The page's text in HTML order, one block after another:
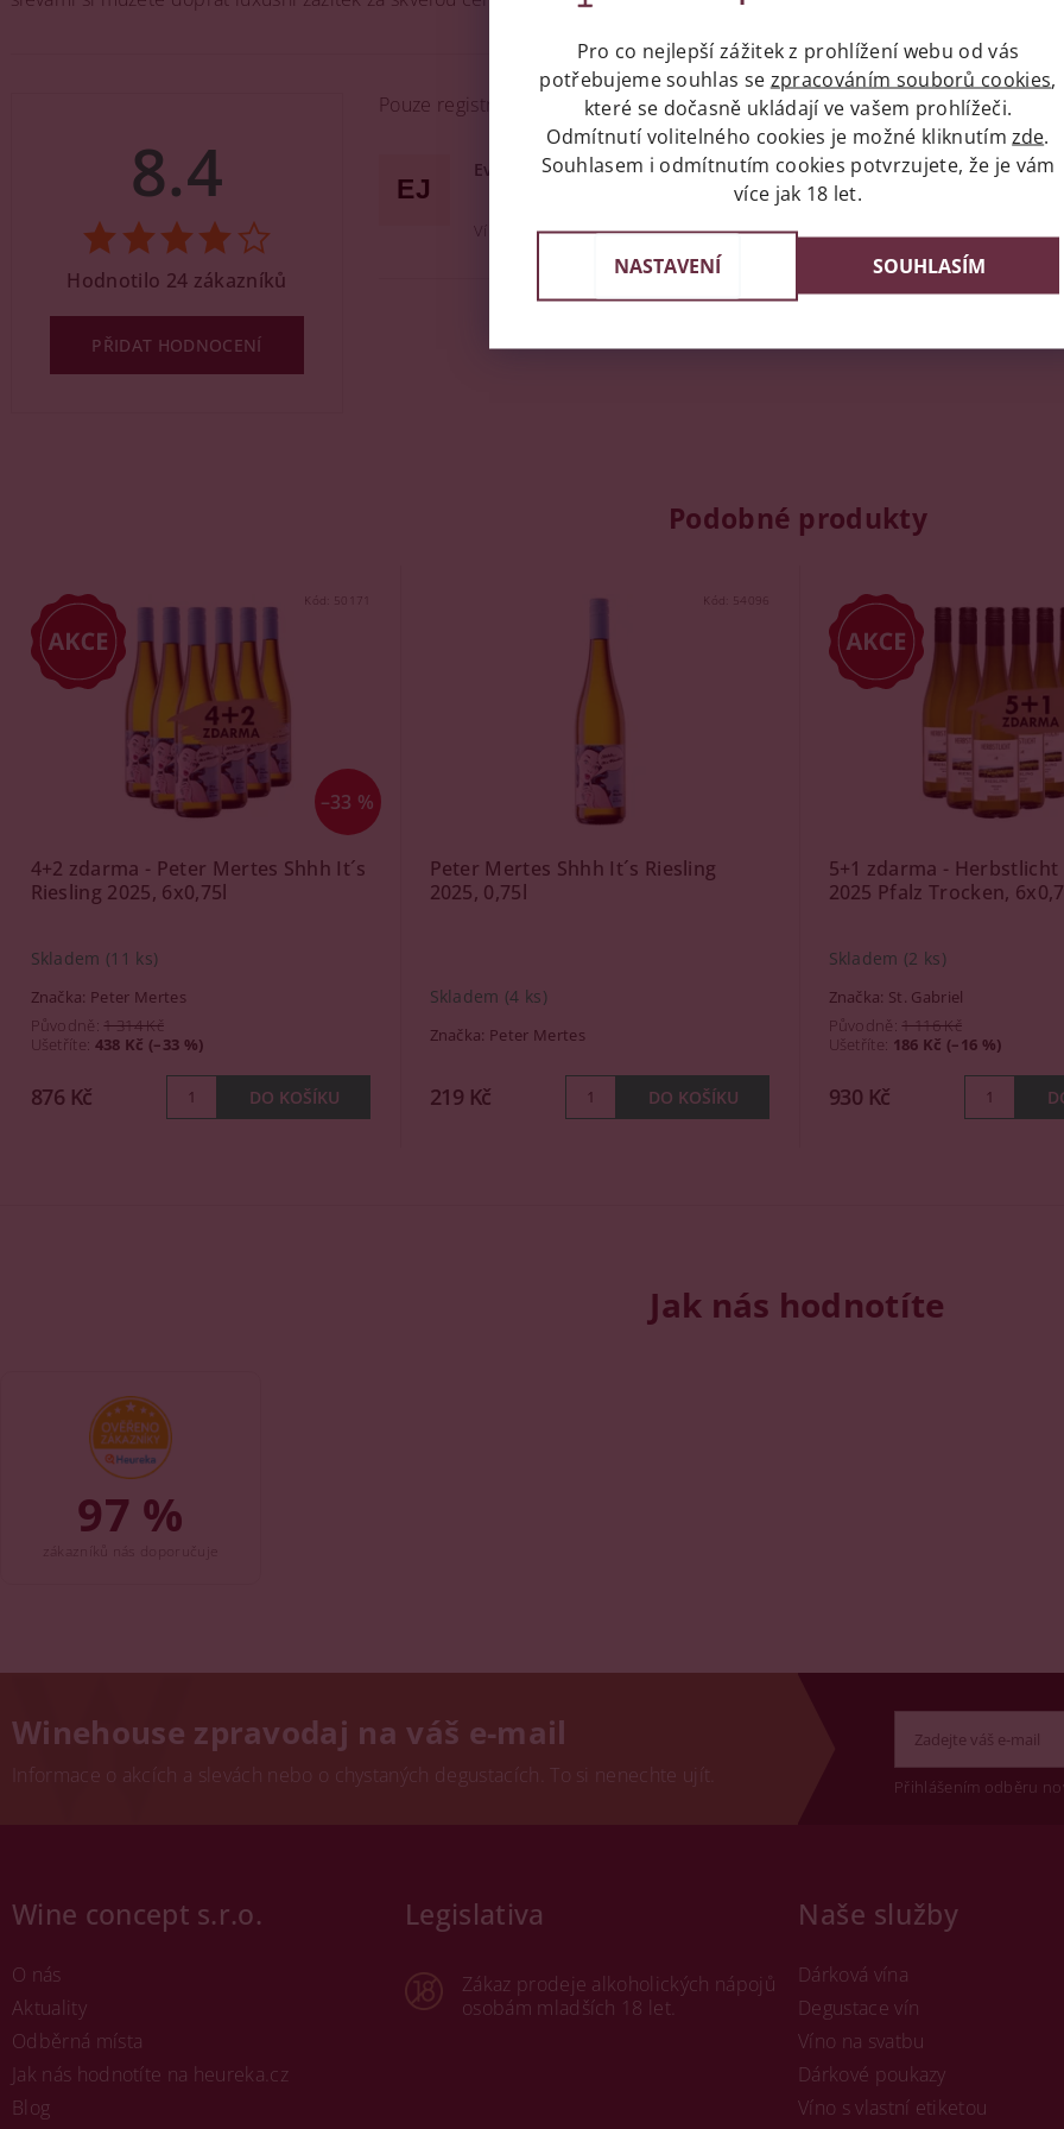
Pouze registrovaní uživatelé mohou vkládat příspěvky. Prosímpřihlaste se
EJ
Eva Jerusalémová 22.2.2023 19:43
Víno dobré,komunikace a dodání...o k
8.4
Hodnotilo 24 zákazníků
PŘIDAT HODNOCENÍ
Podobné produkty
–33 %
Kód: 50171
4+2 zdarma - Peter Mertes Shhh It´s
Riesling 2025, 6x0,75l
Skladem (11 ks)
Značka: Peter Mertes
Původně:1 314 Kč
Ušetříte: 438 Kč (–33 %)
876 Kč
Kód: 54096
Peter Mertes Shhh It´s Riesling
2025, 0,75l
Skladem (4 ks)
Značka: Peter Mertes
219 Kč
5+1 zdarma - Herbstlicht
2025 Pfalz Trocken,
Skladem (2 ks)
Značka: St. Gabriel
Původně:1 116 Kč
Ušetříte: 186 Kč (–16 %)
930 Kč
Jak nás hodnotíte
97 %
Winehouse zpravodaj na váš e-mail
Informace o akcích a slevách nebo o chystaných degustacích. To si nenechte ujít. Přihlášením odběru
Wine concept s.r.o.
O nás
Aktuality
Odběrná místa
Jak nás hodnotíte na heureka.cz
Blog
Legislativa
Zákaz prodeje alkoholických nápojů
osobám mladších 18 let.
Naše služby
Dárková vína
Degustace vín
Víno na svatbu
Dárkové poukazy
Víno s vlastní etiketou
Pro co nejlepší zážitek z prohlížení webu od vás
potřebujeme souhlas se zpracováním souborů cookies,
které se dočasně ukládají ve vašem prohlížeči.
Odmítnutí volitelného cookies je možné kliknutím zde.
Souhlasem i odmítnutím cookies potvrzujete, že je vám
více jak 18 let.
NASTAVENÍ SOUHLASÍM